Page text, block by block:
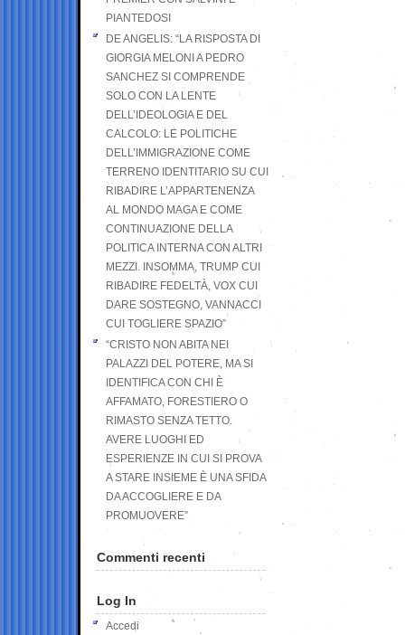
PIANTEDOSI
DE ANGELIS: “LA RISPOSTA DI
GIORGIA MELONI A PEDRO
SANCHEZ SI COMPRENDE
SOLO CON LA LENTE
DELL’IDEOLOGIA E DEL
CALCOLO: LE POLITICHE
DELL’IMMIGRAZIONE COME
TERRENO IDENTITARIO SU CUI
RIBADIRE L’APPARTENENZA
AL MONDO MAGA E COME
CONTINUAZIONE DELLA
POLITICA INTERNA CON ALTRI
MEZZI. INSOMMA, TRUMP CUI
RIBADIRE FEDELTÀ, VOX CUI
DARE SOSTEGNO, VANNACCI
CUI TOGLIERE SPAZIO”
“CRISTO NON ABITA NEI
PALAZZI DEL POTERE, MA SI
IDENTIFICA CON CHI È
AFFAMATO, FORESTIERO O
RIMASTO SENZA TETTO.
AVERE LUOGHI ED
ESPERIENZE IN CUI SI PROVA
A STARE INSIEME È UNA SFIDA
DA ACCOGLIERE E DA
PROMUOVERE”
Commenti recenti
Log In
Accedi